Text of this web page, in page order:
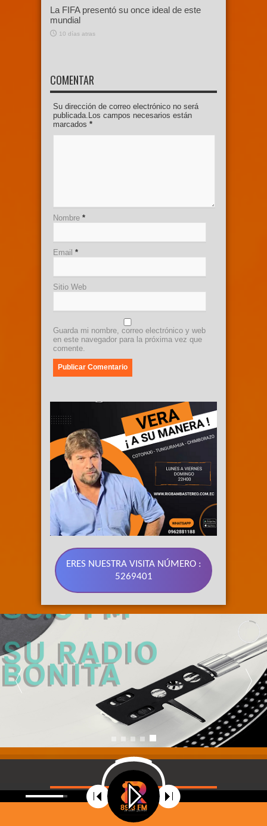
La FIFA presentó su once ideal de este
mundial
10 días atras
COMENTAR
Su dirección de correo electrónico no será
publicada.Los campos necesarios están
marcados *
Nombre *
Email *
Sitio Web
Guarda mi nombre, correo electrónico y web
en este navegador para la próxima vez que
comente.
ERES NUESTRA VISITA NÚMERO :
5269401
89.3 FM
SU RADIO
BONITA
Radio Riobamba Stereo 89.3 FM, Su radio